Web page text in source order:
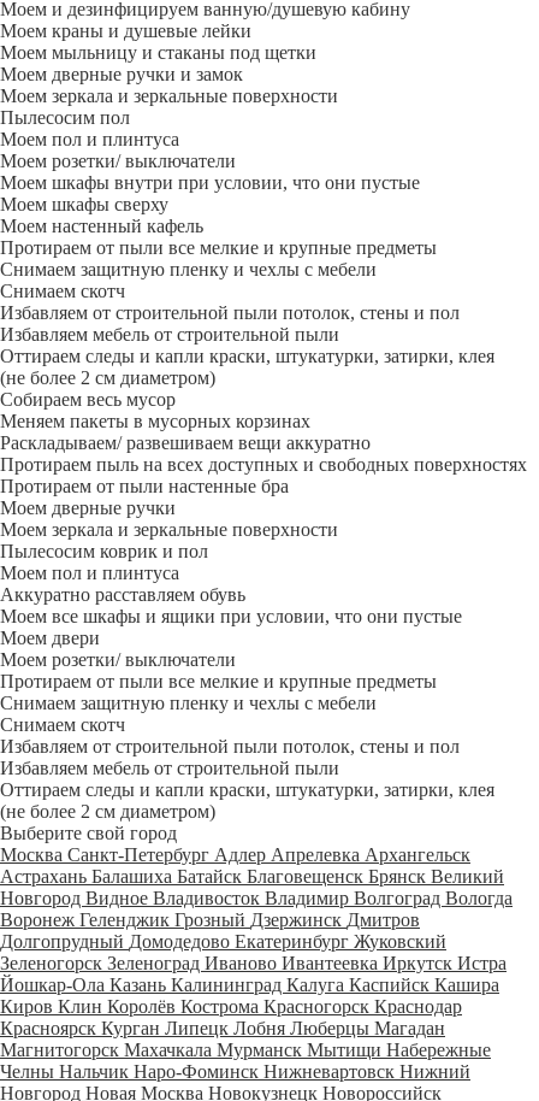
Моем и дезинфицируем ванную/душевую кабину
Моем краны и душевые лейки
Моем мыльницу и стаканы под щетки
Моем дверные ручки и замок
Моем зеркала и зеркальные поверхности
Пылесосим пол
Моем пол и плинтуса
Моем розетки/ выключатели
Моем шкафы внутри при условии, что они пустые
Моем шкафы сверху
Моем настенный кафель
Протираем от пыли все мелкие и крупные предметы
Снимаем защитную пленку и чехлы с мебели
Снимаем скотч
Избавляем от строительной пыли потолок, стены и пол
Избавляем мебель от строительной пыли
Оттираем следы и капли краски, штукатурки, затирки, клея
(не более 2 см диаметром)
Собираем весь мусор
Меняем пакеты в мусорных корзинах
Раскладываем/ развешиваем вещи аккуратно
Протираем пыль на всех доступных и свободных поверхностях
Протираем от пыли настенные бра
Моем дверные ручки
Моем зеркала и зеркальные поверхности
Пылесосим коврик и пол
Моем пол и плинтуса
Аккуратно расставляем обувь
Моем все шкафы и ящики при условии, что они пустые
Моем двери
Моем розетки/ выключатели
Протираем от пыли все мелкие и крупные предметы
Снимаем защитную пленку и чехлы с мебели
Снимаем скотч
Избавляем от строительной пыли потолок, стены и пол
Избавляем мебель от строительной пыли
Оттираем следы и капли краски, штукатурки, затирки, клея
(не более 2 см диаметром)
Выберите свой город
Москва Санкт-Петербург Адлер Апрелевка Архангельск
Астрахань Балашиха Батайск Благовещенск Брянск Великий
Новгород Видное Владивосток Владимир Волгоград Вологда
Воронеж Геленджик Грозный Дзержинск Дмитров
Долгопрудный Домодедово Екатеринбург Жуковский
Зеленогорск Зеленоград Иваново Ивантеевка Иркутск Истра
Йошкар-Ола Казань Калининград Калуга Каспийск Кашира
Киров Клин Королёв Кострома Красногорск Краснодар
Красноярск Курган Липецк Лобня Люберцы Магадан
Магнитогорск Махачкала Мурманск Мытищи Набережные
Челны Нальчик Наро-Фоминск Нижневартовск Нижний
Новгород Новая Москва Новокузнецк Новороссийск